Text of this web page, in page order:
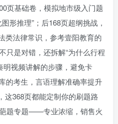
页基础卷，模拟地市级入门题
形推理”；后168页超纲挑战，
类法律常识，参考壹阳教育的
只是对错，还拆解“为什么行程
明视频讲解的步骤，避免卡
的考生，言语理解准确率提升
这368页都能定制你的刷题路
题专题——专业浓缩，销售火